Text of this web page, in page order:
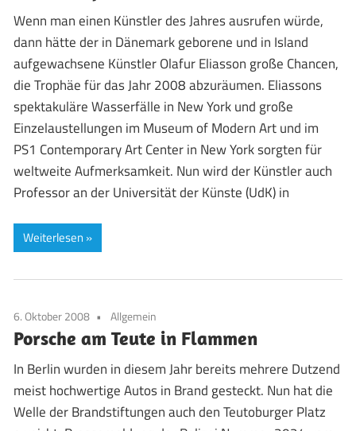
Wenn man einen Künstler des Jahres ausrufen würde,
dann hätte der in Dänemark geborene und in Island
aufgewachsene Künstler Olafur Eliasson große Chancen,
die Trophäe für das Jahr 2008 abzuräumen. Eliassons
spektakuläre Wasserfälle in New York und große
Einzelaustellungen im Museum of Modern Art und im
PS1 Contemporary Art Center in New York sorgten für
weltweite Aufmerksamkeit. Nun wird der Künstler auch
Professor an der Universität der Künste (UdK) in
Weiterlesen
6. Oktober 2008 Allgemein
Porsche am Teute in Flammen
In Berlin wurden in diesem Jahr bereits mehrere Dutzend
meist hochwertige Autos in Brand gesteckt. Nun hat die
Welle der Brandstiftungen auch den Teutoburger Platz